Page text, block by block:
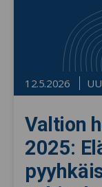
12.5.2026
Valtion
2025: